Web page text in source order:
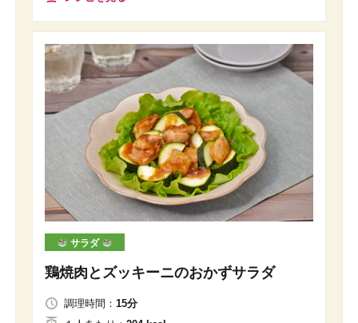
サラダ
鶏焼肉とズッキーニのおかずサラダ
調理時間： 15分